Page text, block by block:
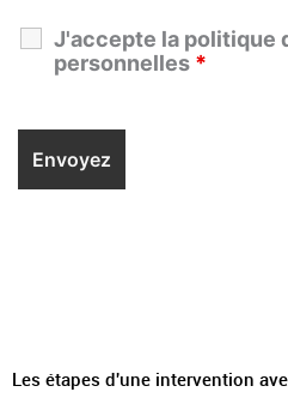
J'accepte la politique
personnelles *
Les étapes d'une intervention